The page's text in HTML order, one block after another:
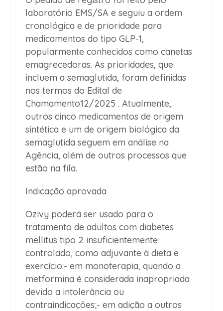
laboratório EMS/SA e seguiu a ordem
cronológica e de prioridade para
medicamentos do tipo GLP-1,
popularmente conhecidos como canetas
emagrecedoras. As prioridades, que
incluem a semaglutida, foram definidas
nos termos do Edital de
Chamamento12/2025 . Atualmente,
outros cinco medicamentos de origem
sintética e um de origem biológica da
semaglutida seguem em análise na
Agência, além de outros processos que
estão na fila.
Indicação aprovada
Ozivy poderá ser usado para o
tratamento de adultos com diabetes
mellitus tipo 2 insuficientemente
controlado, como adjuvante à dieta e
exercício:- em monoterapia, quando a
metformina é considerada inapropriada
devido a intolerância ou
contraindicações;- em adição a outros